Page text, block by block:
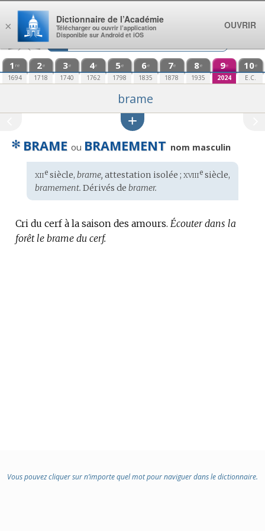
Aller au contenu
1 re
1694
2e
1718
3e
1740
4e
1762
5e
1798
6e
1835
7e
1878
8e
1935
9e
2024
10e
E.C.
brame
✻ BRAME ou BRAMEMENT nom masculin
Étymologie
:
xiiesiècle, brame, attestation isolée ; xviiiesiècle,
bramement. Dérivés de bramer.
Cri du cerf à la saison des amours. Écouter dans la
forêt le brame du cerf.
Vous pouvez cliquer sur n’importe quel mot pour naviguer dans le dictionnaire.
×
Dictionnaire de l’Académie
Télécharger ou ouvrir l’application
Disponible sur Android et iOS
OUVRIR